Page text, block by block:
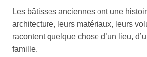
Les bâtisses anciennes ont une
architecture, leurs matériaux, leurs
racontent quelque chose d’un lieu,
famille.